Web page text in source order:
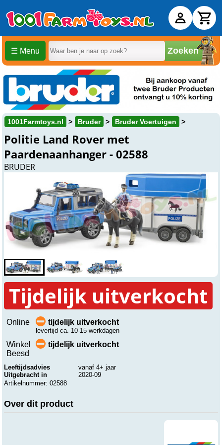
☰ Menu Zoeken
1001Farmtoys.nl Bruder Bruder Voertuigen
Politie Land Rover met
Paardenaanhanger - 02588
BRUDER
Tijdelijk uitverkocht
Online tijdelijk uitverkocht
levertijd ca. 10-15 werkdagen
Winkel
Beesd
tijdelijk uitverkocht
Leeftijdsadvies
vanaf 4+ jaar
Uitgebracht in
2020-09
Artikelnummer: 02588
Over dit product